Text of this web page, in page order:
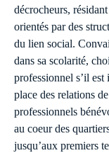
décrocheurs,
orientés par des
du lien social.
dans sa scolarité,
professionnel s’il
place des relations
professionnels
au coeur des
jusqu’aux premiers